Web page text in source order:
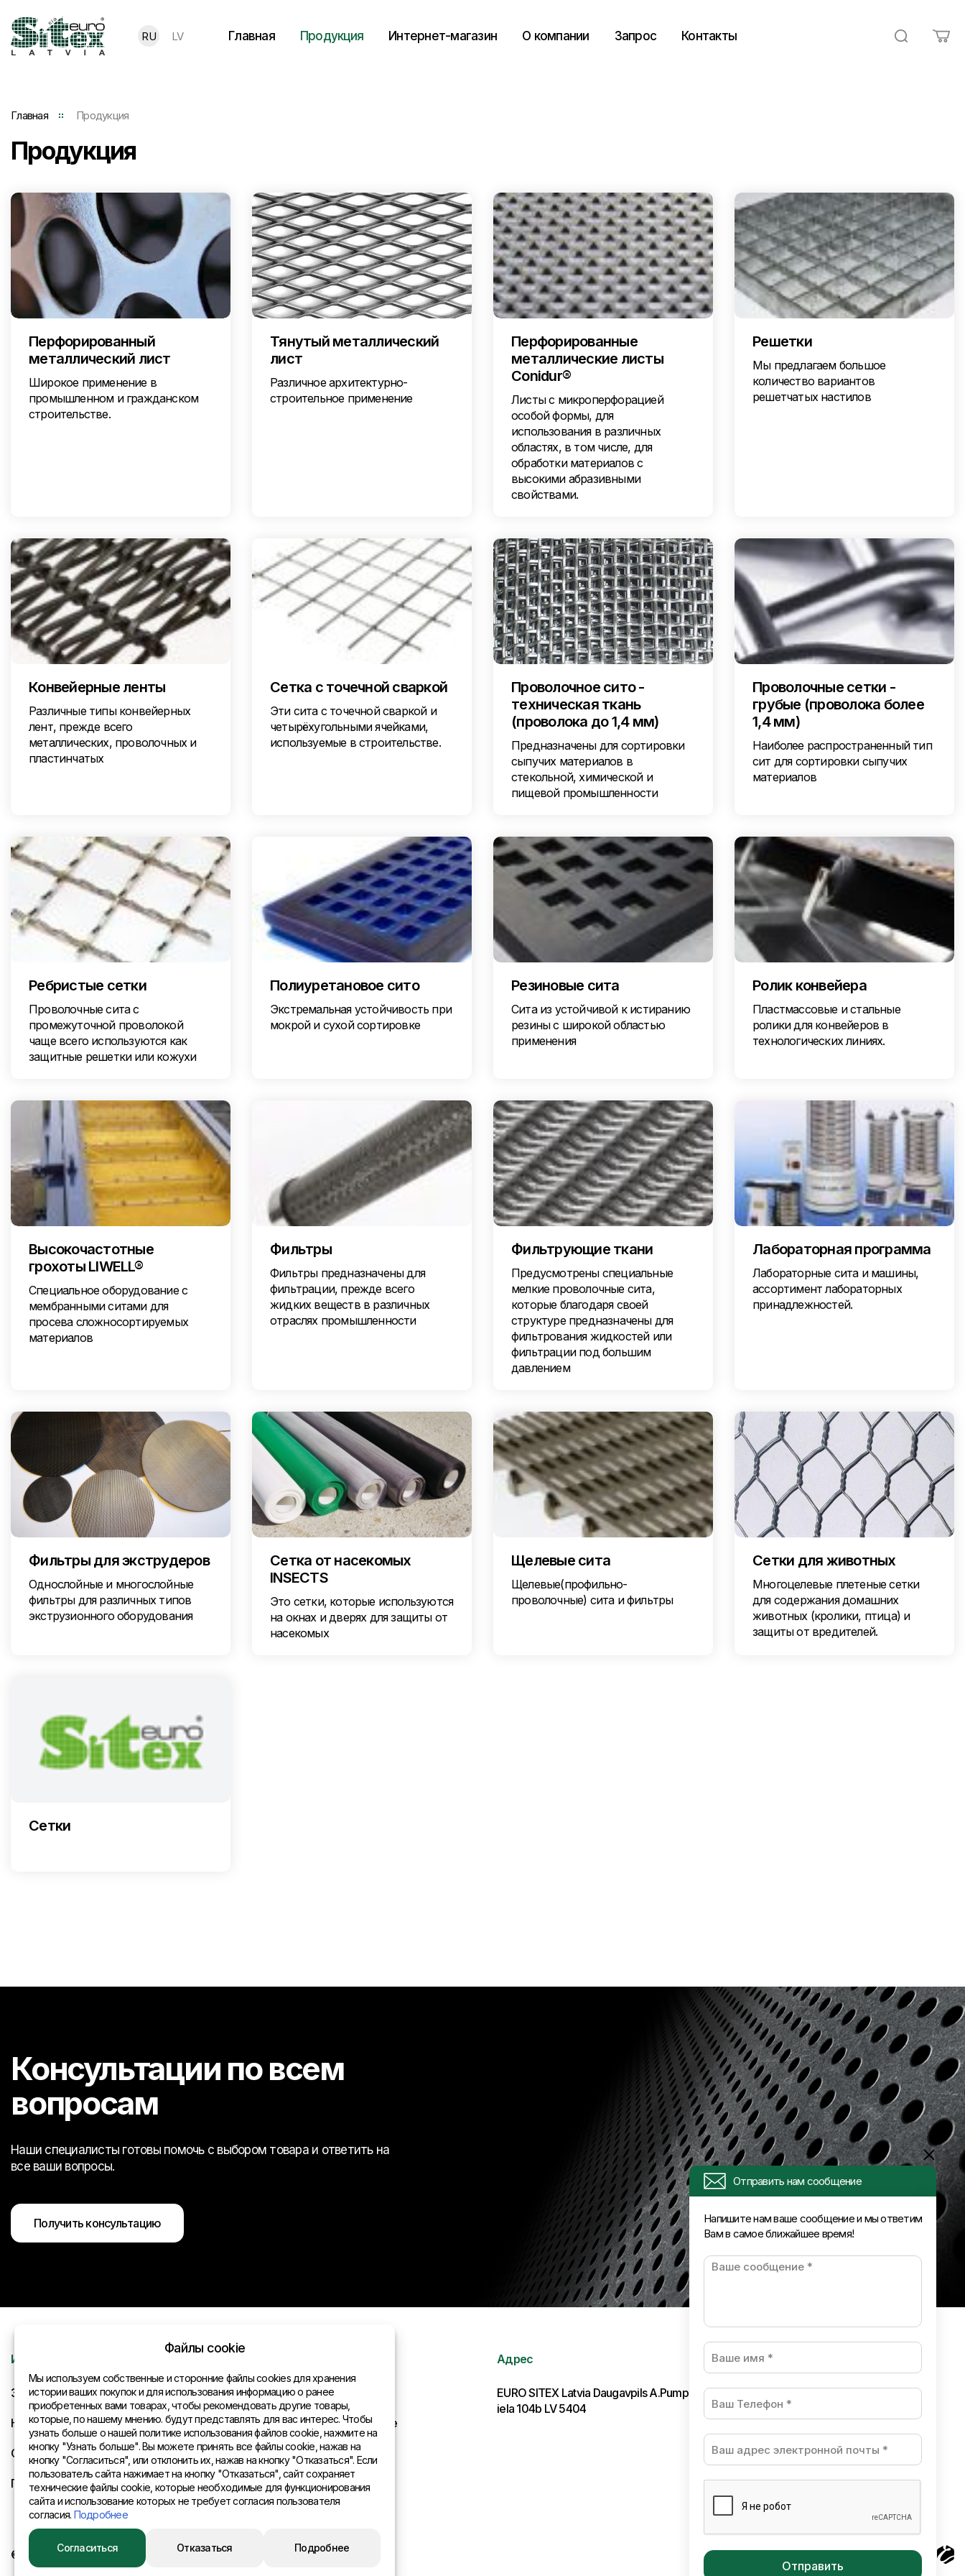
RU LV Главная Продукция Интернет-магазин О компании Запрос Контакты
Главная Продукция
Продукция
Перфорированный
металлический лист
Широкое применение в
промышленном и гражданском
строительстве.
Тянутый металлический
лист
Различное архитектурно-
строительное применение
Перфорированные
металлические листы
Conidur®
Листы с микроперфорацией
особой формы, для
использования в различных
областях, в том числе, для
обработки материалов с
высокими абразивными
свойствами.
Решетки
Мы предлагаем большое
количество вариантов
решетчатых настилов
Конвейерные ленты
Различные типы конвейерных
лент, прежде всего
металлических, проволочных и
пластинчатых
Сетка с точечной сваркой
Эти сита с точечной сваркой и
четырёхугольными ячейками,
используемые в строительстве.
Проволочное сито -
техническая ткань
(проволока до 1,4 мм)
Предназначены для сортировки
сыпучих материалов в
стекольной, химической и
пищевой промышленности
Проволочные сетки -
грубые (проволока более
1,4 мм)
Наиболее распространенный тип
сит для сортировки сыпучих
материалов
Ребристые сетки
Проволочные сита с
промежуточной проволокой
чаще всего используются как
защитные решетки или кожухи
Полиуретановое сито
Экстремальная устойчивость при
мокрой и сухой сортировке
Резиновые сита
Сита из устойчивой к истиранию
резины с широкой областью
применения
Ролик конвейера
Пластмассовые и стальные
ролики для конвейеров в
технологических линиях.
Высокочастотные
грохоты LIWELL®
Специальное оборудование с
мембранными ситами для
просева сложносортируемых
материалов
Фильтры
Фильтры предназначены для
фильтрации, прежде всего
жидких веществ в различных
отраслях промышленности
Фильтрующие ткани
Предусмотрены специальные
мелкие проволочные сита,
которые благодаря своей
структуре предназначены для
фильтрования жидкостей или
фильтрации под большим
давлением
Лабораторная программа
Лабораторные сита и машины,
ассортимент лабораторных
принадлежностей.
Фильтры для экструдеров
Однослойные и многослойные
фильтры для различных типов
экструзионного оборудования
Сетка от насекомых
INSECTS
Это сетки, которые используются
на окнах и дверях для защиты от
насекомых
Щелевые сита
Щелевые(профильно-
проволочные) сита и фильтры
Сетки для животных
Многоцелевые плетеные сетки
для содержания домашних
животных (кролики, птица) и
защиты от вредителей.
Сетки
Консультации по всем
вопросам
Наши специалисты готовы помочь с выбором товара и ответить на
все ваши вопросы.
Получить консультацию
Отправить нам сообщение
Напишите нам ваше сообщение и мы ответим
Вам в самое ближайшее время!
Информация
Запрос
Новости
Оплата и доставка
Политика конфиденциальности
Общая информация
Представительства в мире
Адрес
EURO SITEX Latvia Daugavpils A.Pumpura
iela 104b LV 5404
© 2015 Eurositex Latvija Разработано в студии Esteriol
Файлы cookie
Мы используем собственные и сторонние файлы cookies для хранения
истории ваших покупок и для использования информацию о ранее
приобретенных вами товарах, чтобы рекомендовать другие товары,
которые, по нашему мнению. будут представлять для вас интерес. Чтобы
узнать больше о нашей политике использования файлов cookie, нажмите на
кнопку "Узнать больше". Вы можете принять все файлы cookie, нажав на
кнопку "Согласиться", или отклонить их, нажав на кнопку "Отказаться". Если
пользователь сайта нажимает на кнопку "Отказаться", сайт сохраняет
технические файлы cookie, которые необходимые для функционирования
сайта и использование которых не требует согласия пользователя
согласия. Подробнее
Согласиться Отказаться Подробнее